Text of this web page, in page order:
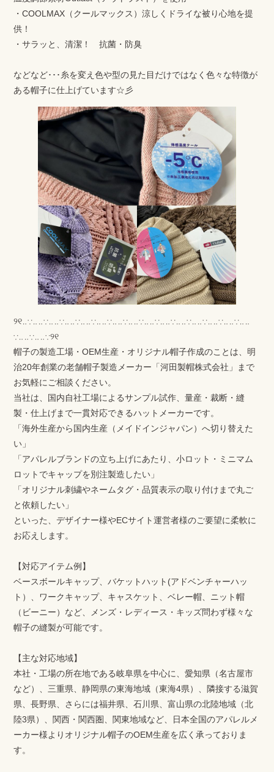
・COOLMAX（クールマックス）涼しくドライな被り心地を提
供！
・サラッと、清潔！ 抗菌・防臭
などなど･･･糸を変え色や型の見た目だけではなく色々な特徴が
ある帽子に仕上げています☆彡
୨୧‥∵‥‥∵‥‥∵‥‥∵‥‥∵‥‥∵‥‥∵‥‥∵‥‥∵‥‥∵‥‥∵‥‥∵‥‥∵‥‥∵‥‥
∵‥‥∵‥‥∵୨୧
帽子の製造工場・OEM生産・オリジナル帽子作成のことは、明
治20年創業の老舗帽子製造メーカー「河田製帽株式会社」まで
お気軽にご相談ください。
当社は、国内自社工場によるサンプル試作、量産・裁断・縫
製・仕上げまで一貫対応できるハットメーカーです。
「海外生産から国内生産（メイドインジャパン）へ切り替えた
い」
「アパレルブランドの立ち上げにあたり、小ロット・ミニマム
ロットでキャップを別注製造したい」
「オリジナル刺繍やネームタグ・品質表示の取り付けまで丸ご
と依頼したい」
といった、デザイナー様やECサイト運営者様のご要望に柔軟に
お応えします。
【対応アイテム例】
ベースボールキャップ、バケットハット(アドベンチャーハッ
ト）、ワークキャップ、キャスケット、ベレー帽、ニット帽
（ビーニー）など、メンズ・レディース・キッズ問わず様々な
帽子の縫製が可能です。
【主な対応地域】
本社・工場の所在地である岐阜県を中心に、愛知県（名古屋市
など）、三重県、静岡県の東海地域（東海4県）、隣接する滋賀
県、長野県、さらには福井県、石川県、富山県の北陸地域（北
陸3県）、関西・関西圏、関東地域など、日本全国のアパレルメ
ーカー様よりオリジナル帽子のOEM生産を広く承っておりま
す。